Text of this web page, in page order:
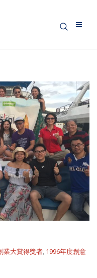
業大賞得獎者, 1996年度創意